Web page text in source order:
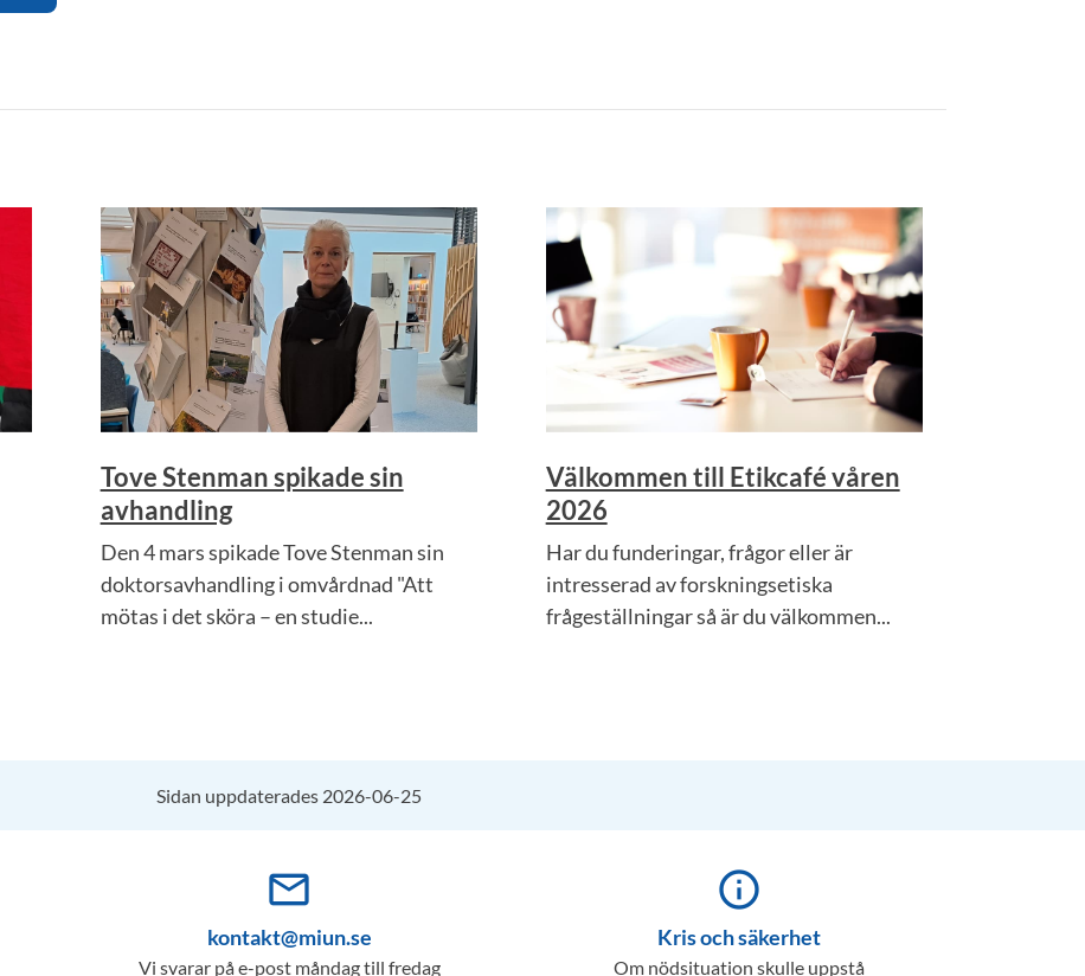
Tove Stenman spikade sin
avhandling
Den 4 mars spikade Tove Stenman sin
doktorsavhandling i omvårdnad "Att
mötas i det sköra – en studie...
Välkommen till Etikcafé våren
2026
Har du funderingar, frågor eller är
intresserad av forskningsetiska
frågeställningar så är du välkommen...
Sidan uppdaterades 2026-06-25
mail_outline
kontakt@miun.se
Vi svarar på e-post måndag till fredag
info_outline
Kris och säkerhet
Om nödsituation skulle uppstå